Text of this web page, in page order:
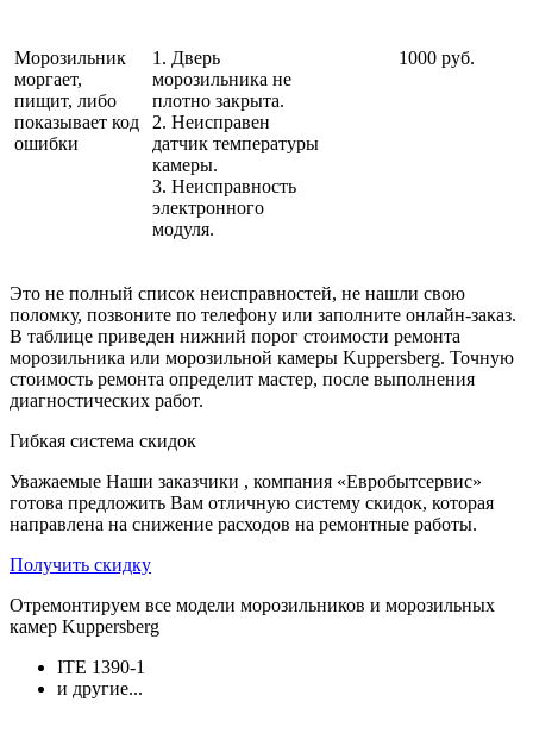
Морозильник
моргает,
пищит, либо
показывает код
ошибки
1. Дверь
морозильника не
плотно закрыта.
2. Неисправен
датчик температуры
камеры.
3. Неисправность
электронного
модуля.
1000 руб.
Это не полный список неисправностей, не нашли свою
поломку, позвоните по телефону или заполните онлайн-заказ.
В таблице приведен нижний порог стоимости ремонта
морозильника или морозильной камеры Kuppersberg. Точную
стоимость ремонта определит мастер, после выполнения
диагностических работ.
Гибкая система скидок
Уважаемые Наши заказчики , компания «Евробытсервис»
готова предложить Вам отличную систему скидок, которая
направлена на снижение расходов на ремонтные работы.
Получить скидку
Отремонтируем все модели морозильников и морозильных
камер Kuppersberg
ITE 1390-1
и другие...